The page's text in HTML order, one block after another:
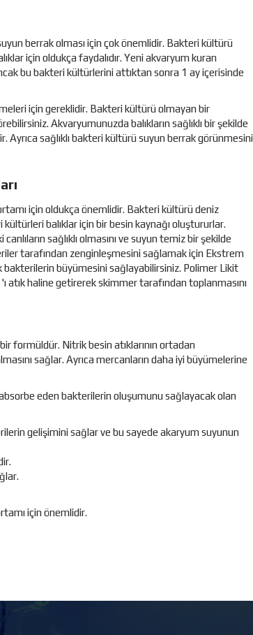
berrak olması için çok önemlidir. Bakteri kültürü
için oldukça faydalıdır. Yeni akvaryum kuran
bu bakteri kültürlerini attıktan sonra 1 ay içerisinde
için gereklidir. Bakteri kültürü olmayan bir
Akvaryumunuzda balıkların sağlıklı bir şekilde
Ayrıca sağlıklı bakteri kültürü suyun berrak görünmesini
için oldukça önemlidir. Bakteri kültürü deniz
kültürleri balıklar için bir besin kaynağı oluştururlar.
sağlıklı olmasını ve suyun temiz bir şekilde
tarafından zenginleşmesini sağlamak için Ekstrem
bakterilerin büyümesini sağlayabilirsiniz. Polimer Likit
atık haline getirerek skimmer tarafından toplanmasını
formüldür. Nitrik besin atıklarının ortadan
sağlar. Ayrıca mercanların daha iyi büyümelerine
eden bakterilerin oluşumunu sağlayacak olan
gelişimini sağlar ve bu sayede akaryum suyunun
için önemlidir.